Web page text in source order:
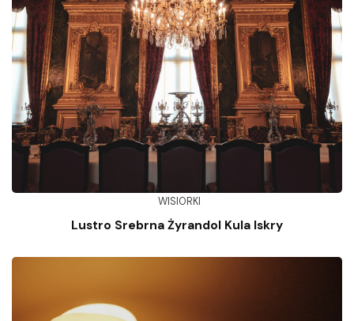
WISIORKI
Lustro Srebrna Żyrandol Kula Iskry